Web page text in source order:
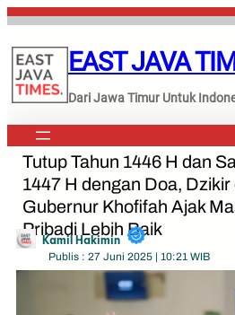
Lewati
konten
EAST JAVA
Dari Jawa Timur Untuk
Tutup Tahun 1446 H dan
1447 H dengan Doa,
Gubernur Khofifah Ajak
Pribadi Lebih Baik
Kamil Hakimin
Publis : 27 Juni 2025 | 10:21 WIB